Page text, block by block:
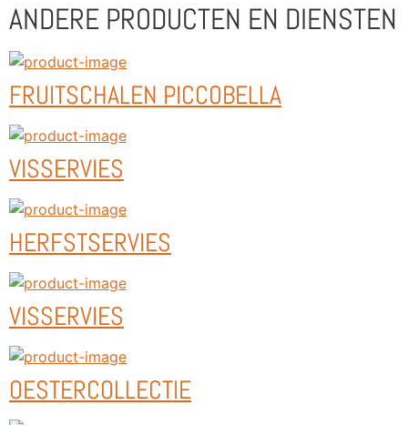
ANDERE PRODUCTEN EN DIENSTEN
FRUITSCHALEN PICCOBELLA
VISSERVIES
HERFSTSERVIES
VISSERVIES
OESTERCOLLECTIE